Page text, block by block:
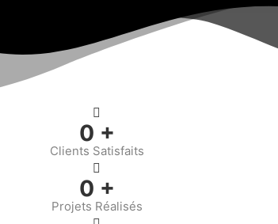
Aperçu en live
0 +
Clients Satisfaits
0 +
Projets Réalisés